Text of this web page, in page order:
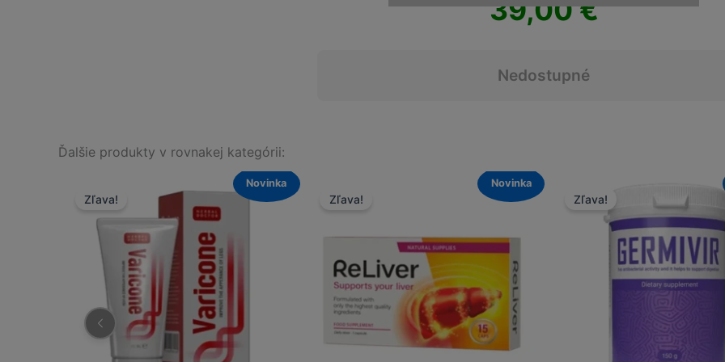
39,00€
Nedostupné
Ďalšie produkty v rovnakej kategórii:
Novinka
Zľava!
Novinka
Zľava! Zľava!